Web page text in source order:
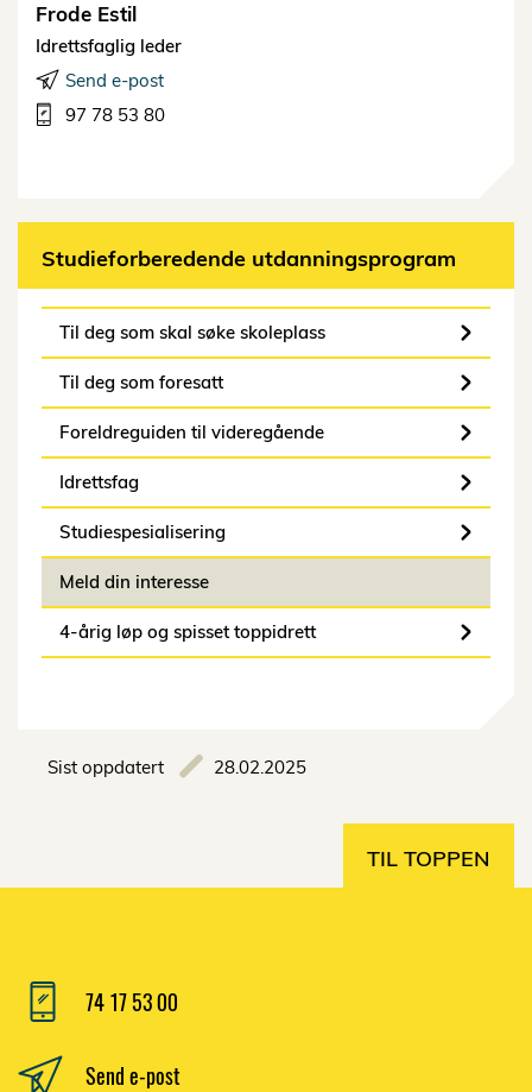
Frode Estil
Idrettsfaglig leder
Send e-post
97 78 53 80
Studieforberedende utdanningsprogram
Til deg som skal søke skoleplass
Til deg som foresatt
Foreldreguiden til videregående
Idrettsfag
Studiespesialisering
Meld din interesse
4-årig løp og spisset toppidrett
Sist oppdatert 28.02.2025
TIL TOPPEN
74 17 53 00
Send e-post